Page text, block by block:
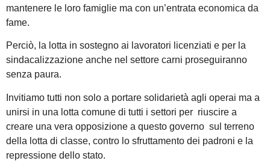
mantenere le loro famiglie ma con un’entrata economica da
fame.
Perciò, la lotta in sostegno ai lavoratori licenziati e per la
sindacalizzazione anche nel settore carni proseguiranno
senza paura.
Invitiamo tutti non solo a portare solidarietà agli operai ma a
unirsi in una lotta comune di tutti i settori per riuscire a
creare una vera opposizione a questo governo sul terreno
della lotta di classe, contro lo sfruttamento dei padroni e la
repressione dello stato.